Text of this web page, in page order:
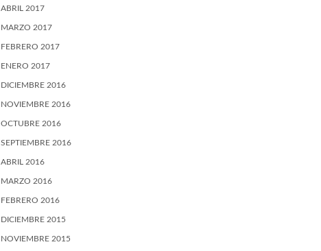
ABRIL 2017
MARZO 2017
FEBRERO 2017
ENERO 2017
DICIEMBRE 2016
NOVIEMBRE 2016
OCTUBRE 2016
SEPTIEMBRE 2016
ABRIL 2016
MARZO 2016
FEBRERO 2016
DICIEMBRE 2015
NOVIEMBRE 2015